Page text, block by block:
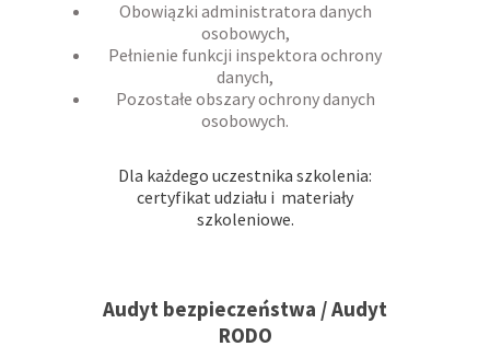
Obowiązki administratora danych
osobowych,
Pełnienie funkcji inspektora ochrony
danych,
Pozostałe obszary ochrony danych
osobowych.
Dla każdego uczestnika szkolenia:
certyfikat udziału i materiały
szkoleniowe.
Audyt bezpieczeństwa / Audyt
RODO